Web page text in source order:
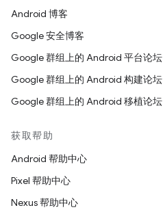
Android 博客
Google 安全博客
Google 群组上的 Android 平台论坛
Google 群组上的 Android 构建论坛
Google 群组上的 Android 移植论坛
获取帮助
Android 帮助中心
Pixel 帮助中心
Nexus 帮助中心